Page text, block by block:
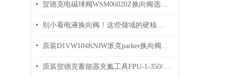
贺德克电磁球阀WSM06020Z换向阀选购参数
别小看电液换向阀！这些领域的硬核应用，远超你的想象
原装D1VW104KNJW派克parker换向阀优势出售选购
原装贺德克蓄能器充氮工具FPU-1-350/250F4出售